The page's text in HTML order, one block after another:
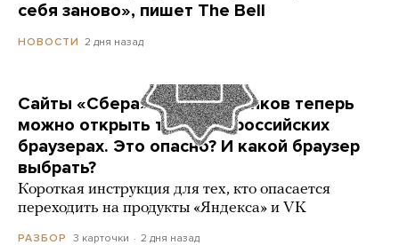
себя заново», пишет The Bell
НОВОСТИ 2 дня назад
Сайты «Сбера» и других банков теперь
можно открыть только в российских
браузерах. Это опасно? И какой браузер
выбрать?
Короткая инструкция для тех, кто опасается
переходить на продукты «Яндекса» и VK
РАЗБОР 3 карточки 2 дня назад